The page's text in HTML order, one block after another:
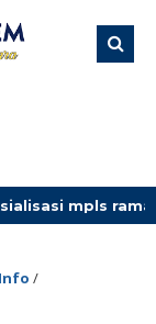
mpls ramah
/